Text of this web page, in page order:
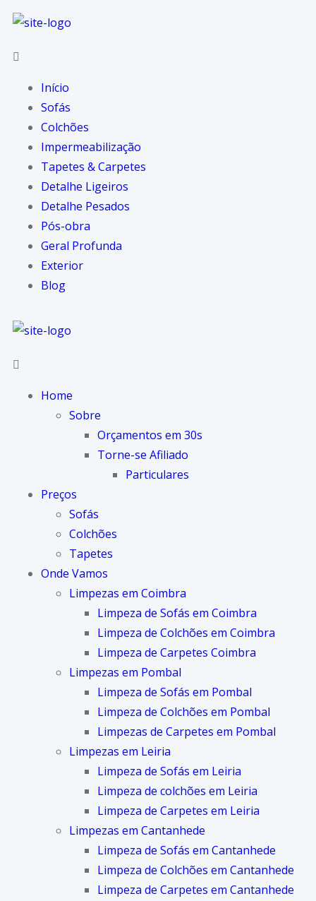
Início
Sofás
Colchões
Impermeabilização
Tapetes & Carpetes
Detalhe Ligeiros
Detalhe Pesados
Pós-obra
Geral Profunda
Exterior
Blog
Home
Sobre
Orçamentos em 30s
Torne-se Afiliado
Particulares
Preços
Sofás
Colchões
Tapetes
Onde Vamos
Limpezas em Coimbra
Limpeza de Sofás em Coimbra
Limpeza de Colchões em Coimbra
Limpeza de Carpetes Coimbra
Limpezas em Pombal
Limpeza de Sofás em Pombal
Limpeza de Colchões em Pombal
Limpezas de Carpetes em Pombal
Limpezas em Leiria
Limpeza de Sofás em Leiria
Limpeza de colchões em Leiria
Limpeza de Carpetes em Leiria
Limpezas em Cantanhede
Limpeza de Sofás em Cantanhede
Limpeza de Colchões em Cantanhede
Limpeza de Carpetes em Cantanhede